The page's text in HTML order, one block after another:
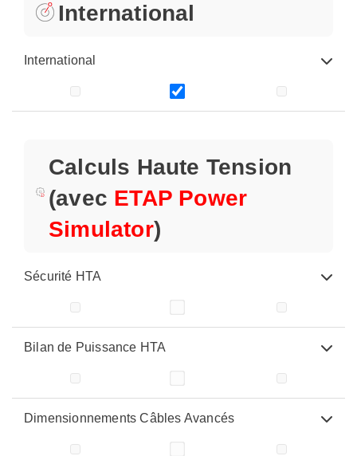
International
International
Calculs Haute Tension
(avec ETAP Power
Simulator)
Sécurité HTA
Bilan de Puissance HTA
Dimensionnements Câbles Avancés